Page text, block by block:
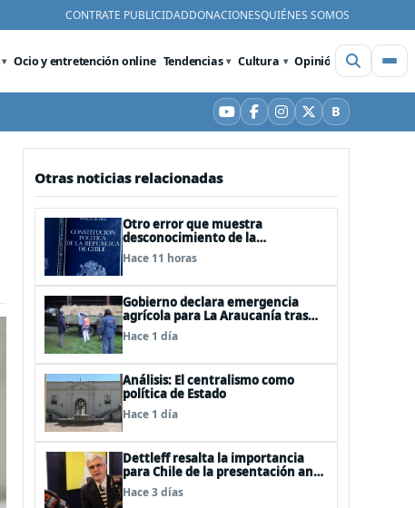
CONTRATE PUBLICIDADDONACIONESQUIÉNES SOMOS
Ocio y entretención online Tendencias Cultura Opinión Videos
YouTube
Facebook
Instagram
X BBluesky
Otras noticias relacionadas
Otro error que muestra
desconocimiento de la
Constitución: Artículo 1 consagra
resguardar la seguridad nacional y
Hace 11 horas
Gobierno declara emergencia
agrícola para La Araucanía tras
desastres por pasos de sistemas
frontales
Hace 1 día
Análisis: El centralismo como
política de Estado
Hace 1 día
Dettleff resalta la importancia
para Chile de la presentación ante
la ONU de la Plataforma
Continental Extendida del
Hace 3 días